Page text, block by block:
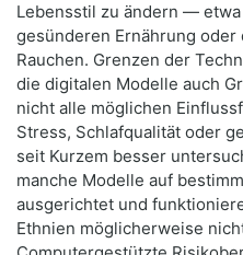
Lebensstil zu ändern —
gesünderen Ernährung oder
Rauchen. Grenzen der
die digitalen Modelle auch
nicht alle möglichen
Stress, Schlafqualität oder
seit Kurzem besser
manche Modelle auf
ausgerichtet und
Ethnien möglicherweise